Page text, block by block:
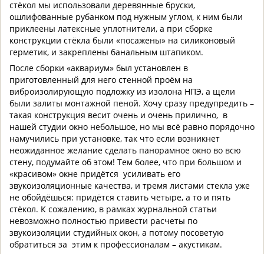
стёкол мы использовали деревянные бруски,
ошлифованные рубанком под нужным углом, к ним были
приклеены латексные уплотнители, а при сборке
конструкции стёкла были «посажены» на силиконовый
герметик, и закреплены банальным штапиком.
После сборки «аквариум» был установлен в
приготовленный для него стенной проём на
виброизолирующую подложку из изолона НПЭ, а щели
были залиты монтажной пеной. Хочу сразу предупредить –
такая конструкция весит очень и очень прилично, в
нашей студии окно небольшое, но мы всё равно порядочно
намучились при установке, так что если возникнет
неожиданное желание сделать панорамное окно во всю
стену, подумайте об этом! Тем более, что при большом и
«красивом» окне придётся усиливать его
звукоизоляционные качества, и тремя листами стекла уже
не обойдёшься: придётся ставить четыре, а то и пять
стёкол. К сожалению, в рамках журнальной статьи
невозможно полностью привести расчеты по
звукоизоляции студийных окон, а потому посоветую
обратиться за этим к профессионалам – акустикам.